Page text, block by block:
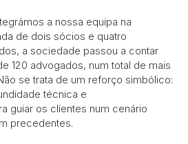
a nossa equipa na
de dois sócios e quatro
a sociedade passou a contar
120 advogados, num total de mais
se trata de um reforço simbólico:
técnica e
guiar os clientes num cenário
precedentes.